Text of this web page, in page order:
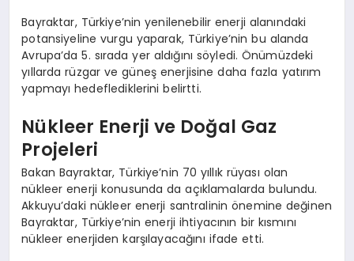
Bayraktar, Türkiye’nin yenilenebilir enerji alanındaki
potansiyeline vurgu yaparak, Türkiye’nin bu alanda
Avrupa’da 5. sırada yer aldığını söyledi. Önümüzdeki
yıllarda rüzgar ve güneş enerjisine daha fazla yatırım
yapmayı hedeflediklerini belirtti.
Nükleer Enerji ve Doğal Gaz
Projeleri
Bakan Bayraktar, Türkiye’nin 70 yıllık rüyası olan
nükleer enerji konusunda da açıklamalarda bulundu.
Akkuyu’daki nükleer enerji santralinin önemine değinen
Bayraktar, Türkiye’nin enerji ihtiyacının bir kısmını
nükleer enerjiden karşılayacağını ifade etti.